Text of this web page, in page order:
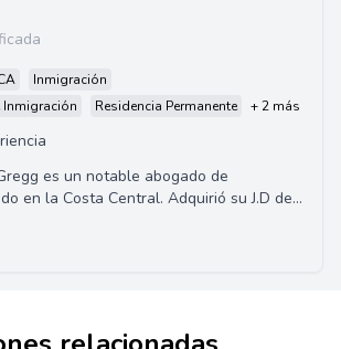
Inmigración
Residencia Permanente + 2 más
es un notable abogado de
en la Costa Central. Adquirió su J.D de